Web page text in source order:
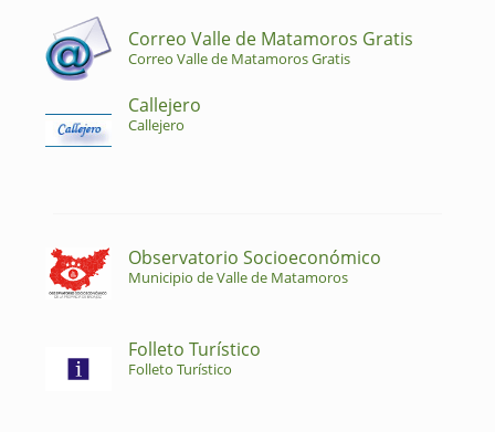
Correo Valle de Matamoros Gratis
Correo Valle de Matamoros Gratis
Callejero
Callejero
Observatorio Socioeconómico
Municipio de Valle de Matamoros
Folleto Turístico
Folleto Turístico